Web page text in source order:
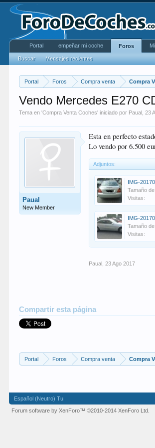
Portal Foros Compra venta Compra
Vendo Mercedes E270
Tema en 'Compra Venta Coches' iniciado por Paual ,23
Paual
New Member
Esta en perfecto
Lo vendo por 6.500
Adjuntos:
IMG-
Tamaño
Visitas:
IMG-
Tamaño
Visitas:
Paual 23 Ago 2017
Compartir esta página
Portal Foros Compra venta Compra
Portal empeñar mi coche Foros
Buscar Mensajes recientes
Español (Neutro) Tu
Forum software by XenForo™©2010-2014 XenForo Ltd.